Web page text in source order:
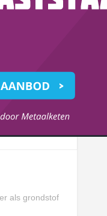
als grondstof